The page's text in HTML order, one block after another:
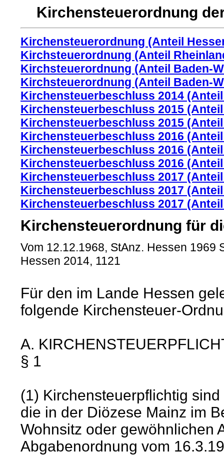
Kirchensteuerordnung
Kirchensteuerordnung (Anteil
Kirchsteuerordnung (Anteil
Kirchsteuerordnung (Anteil Baden-
Kirchsteuerordnung (Anteil Baden-
Kirchensteuerbeschluss 2014
Kirchensteuerbeschluss 2015
Kirchensteuerbeschluss 2015
Kirchensteuerbeschluss 2016
Kirchensteuerbeschluss 2016
Kirchensteuerbeschluss 2016
Kirchensteuerbeschluss 2017
Kirchensteuerbeschluss 2017
Kirchensteuerbeschluss 2017
Kirchensteuerordnung für
Vom 12.12.1968, StAnz. Hessen 1969
Hessen 2014, 1121
Für den im Lande Hessen
folgende Kirchensteuer-
A.
§ 1
(1) Kirchensteuerpflichtig
die in der Diözese Mainz im
Wohnsitz oder gewöhnlichen
Abgabenordnung vom